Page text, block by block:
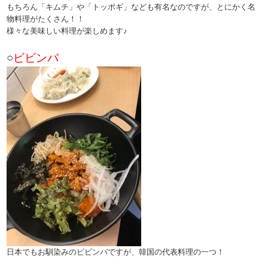
もちろん「キムチ」や「トッポギ」なども有名なのですが、とにかく名
物料理がたくさん！！
様々な美味しい料理が楽しめます♪
○ビビンバ
日本でもお馴染みのビビンバですが、韓国の代表料理の一つ！